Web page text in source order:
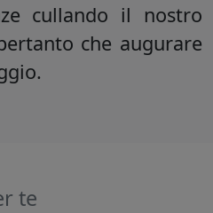
cullando il nostro
che augurare
te